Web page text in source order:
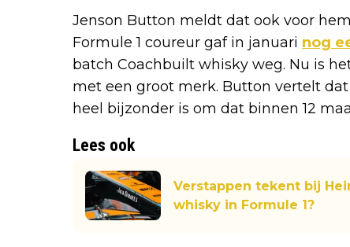
Jenson Button meldt dat ook voor
Formule 1 coureur gaf in januari nog
batch Coachbuilt whisky weg. Nu is
met een groot merk. Button vertelt
heel bijzonder is om dat binnen 12
Lees ook
Verstappen tekent bij
whisky in Formule 1?